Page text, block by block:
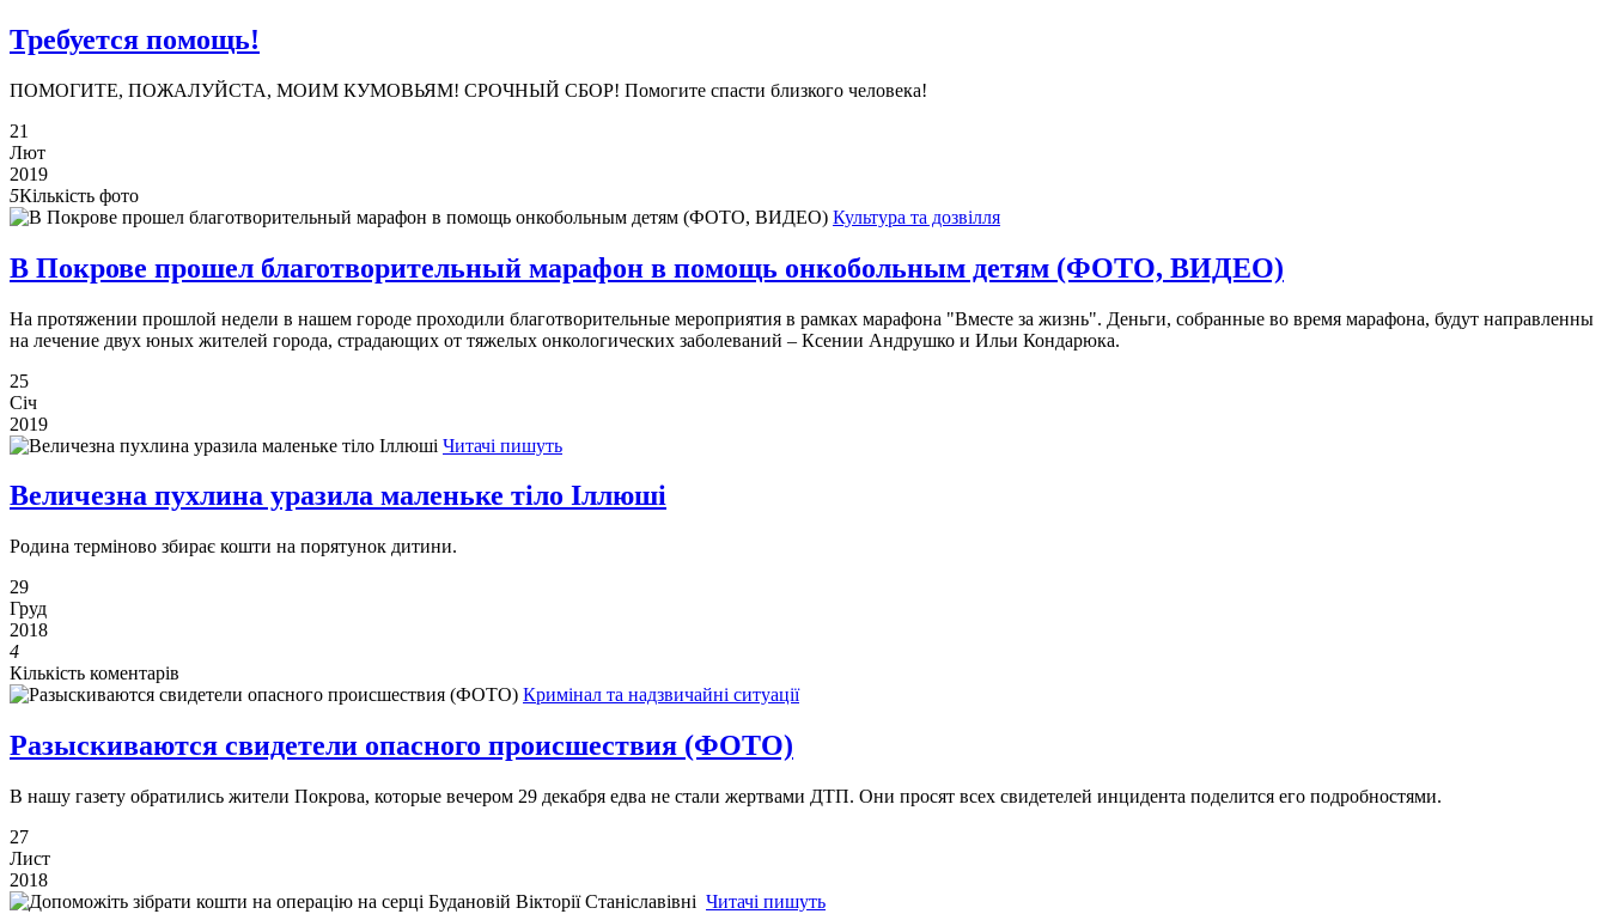
Требуется помощь!
ПОМОГИТЕ, ПОЖАЛУЙСТА, МОИМ КУМОВЬЯМ! СРОЧНЫЙ СБОР! Помогите спасти близкого человека!
21
Лют
2019
5Кількість фото
Культура та дозвілля
В Покрове прошел благотворительный марафон в помощь онкобольным детям (ФОТО, ВИДЕО)
На протяжении прошлой недели в нашем городе проходили благотворительные мероприятия в рамках марафона "Вместе за жизнь". Деньги, собранные во время марафона, будут направленны
на лечение двух юных жителей города, страдающих от тяжелых онкологических заболеваний – Ксении Андрушко и Ильи Кондарюка.
25
Січ
2019
Читачі пишуть
Величезна пухлина уразила маленьке тіло Іллюші
Родина терміново збирає кошти на порятунок дитини.
29
Груд
2018
4
Кількість коментарів
Кримінал та надзвичайні ситуації
Разыскиваются свидетели опасного происшествия (ФОТО)
В нашу газету обратились жители Покрова, которые вечером 29 декабря едва не стали жертвами ДТП. Они просят всех свидетелей инцидента поделится его подробностями.
27
Лист
2018
Читачі пишуть